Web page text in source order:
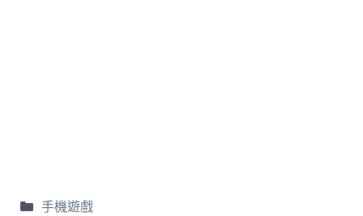
手機遊戲